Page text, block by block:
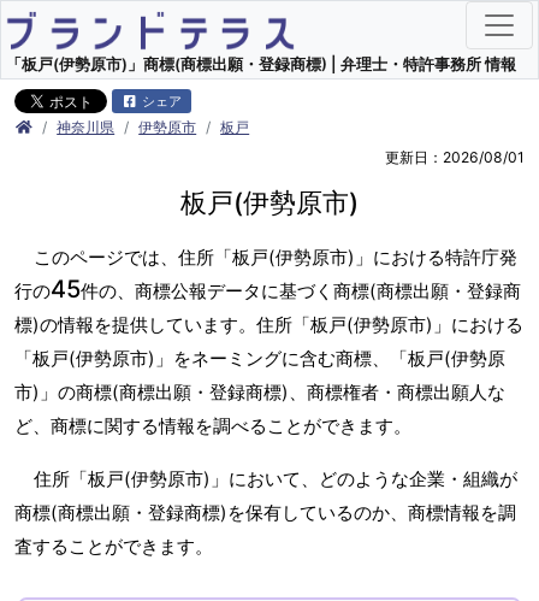
「板戸(伊勢原市)」商標(商標出願・登録商標) | 弁理士・特許事務所 情報
シェア
神奈川県 伊勢原市
板戸
更新日：2026/08/01
板戸(伊勢原市)
このページでは、住所「板戸(伊勢原市)」における特許庁発
行の45件の、商標公報データに基づく商標(商標出願・登録商
標)の情報を提供しています。住所「板戸(伊勢原市)」における
「板戸(伊勢原市)」をネーミングに含む商標、「板戸(伊勢原
市)」の商標(商標出願・登録商標)、商標権者・商標出願人な
ど、商標に関する情報を調べることができます。
住所「板戸(伊勢原市)」において、どのような企業・組織が
商標(商標出願・登録商標)を保有しているのか、商標情報を調
査することができます。